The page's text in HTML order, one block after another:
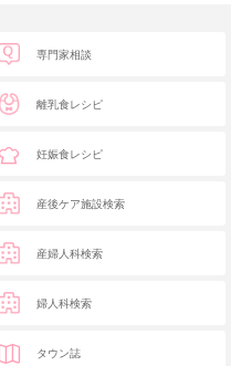
専門家相談
離乳食レシピ
妊娠食レシピ
産後ケア施設検索
産婦人科検索
婦人科検索
タウン誌